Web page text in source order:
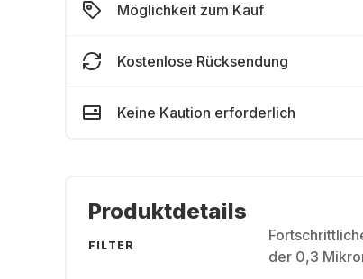
Möglichkeit zum Kauf
Kostenlose Rücksendung
Keine Kaution erforderlich
Produktdetails
FILTER
der 0,3